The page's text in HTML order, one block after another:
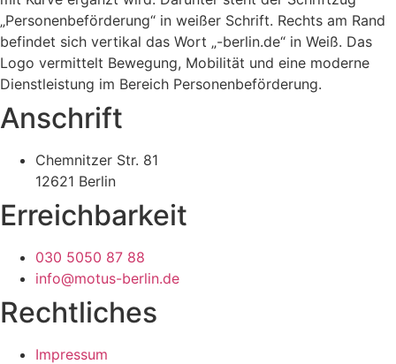
Anschrift
Chemnitzer Str. 81
12621 Berlin
Erreichbarkeit
030 5050 87 88
info@motus-berlin.de
Rechtliches
Impressum